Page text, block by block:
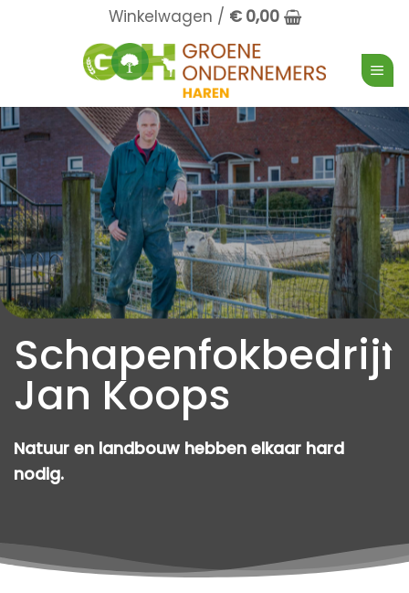
Winkelwagen / €0,00
Schapenfokbedrijf
Jan Koops
Natuur en landbouw hebben elkaar hard
nodig.